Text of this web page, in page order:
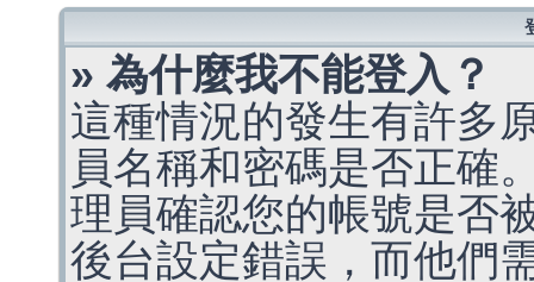
» 為什麼我不能登入？
這種情況的發生有許多
員名稱和密碼是否正確
理員確認您的帳號是否
後台設定錯誤，而他們